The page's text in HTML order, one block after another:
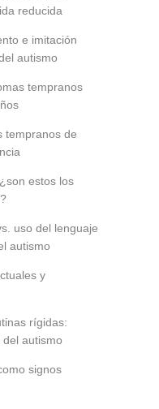
reducida
e imitación
autismo
tempranos
tempranos de
estos los
uso del lenguaje
autismo
y
rígidas:
autismo
signos